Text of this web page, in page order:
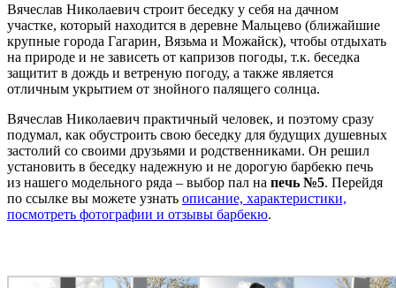
Вячеслав Николаевич строит беседку у себя на дачном
участке, который находится в деревне Мальцево (ближайшие
крупные города Гагарин, Вязьма и Можайск), чтобы отдыхать
на природе и не зависеть от капризов погоды, т.к. беседка
защитит в дождь и ветреную погоду, а также является
отличным укрытием от знойного палящего солнца.
Вячеслав Николаевич практичный человек, и поэтому сразу
подумал, как обустроить свою беседку для будущих душевных
застолий со своими друзьями и родственниками. Он решил
установить в беседку надежную и не дорогую барбекю печь
из нашего модельного ряда – выбор пал на печь №5. Перейдя
по ссылке вы можете узнать описание, характеристики,
посмотреть фотографии и отзывы барбекю.